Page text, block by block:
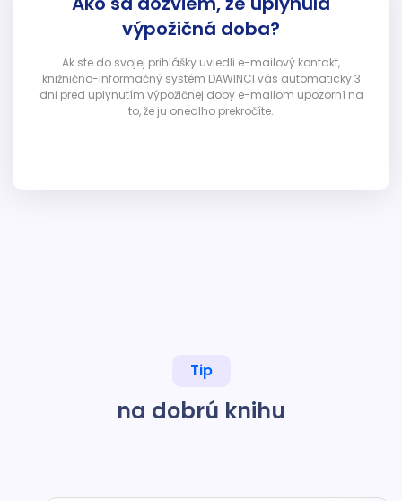
výpožičná doba?
Ak ste do svojej prihlášky uviedli e-mailový kontakt,
knižnično-informačný systém DAWINCI vás automaticky 3
dni pred uplynutím výpožičnej doby e-mailom upozorní na
to, že ju onedlho prekročíte.
Tip
na dobrú knihu